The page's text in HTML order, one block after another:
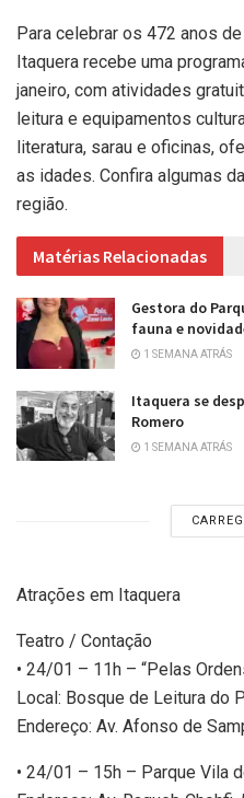
Para celebrar os 472 anos
Itaquera recebe uma
janeiro, com atividades
leitura e equipamentos
literatura, sarau e oficinas,
as idades. Confira algumas
região.
Matérias Relacionadas
Gestora do
fauna e
1 SEMANA ATRÁS
Itaquera se
Romero
1 SEMANA ATRÁS
Atrações em Itaquera
Teatro / Contação
• 24/01 – 11h – “Pelas
Local: Bosque de Leitura do
Endereço: Av. Afonso de
• 24/01 – 15h – Parque Vila